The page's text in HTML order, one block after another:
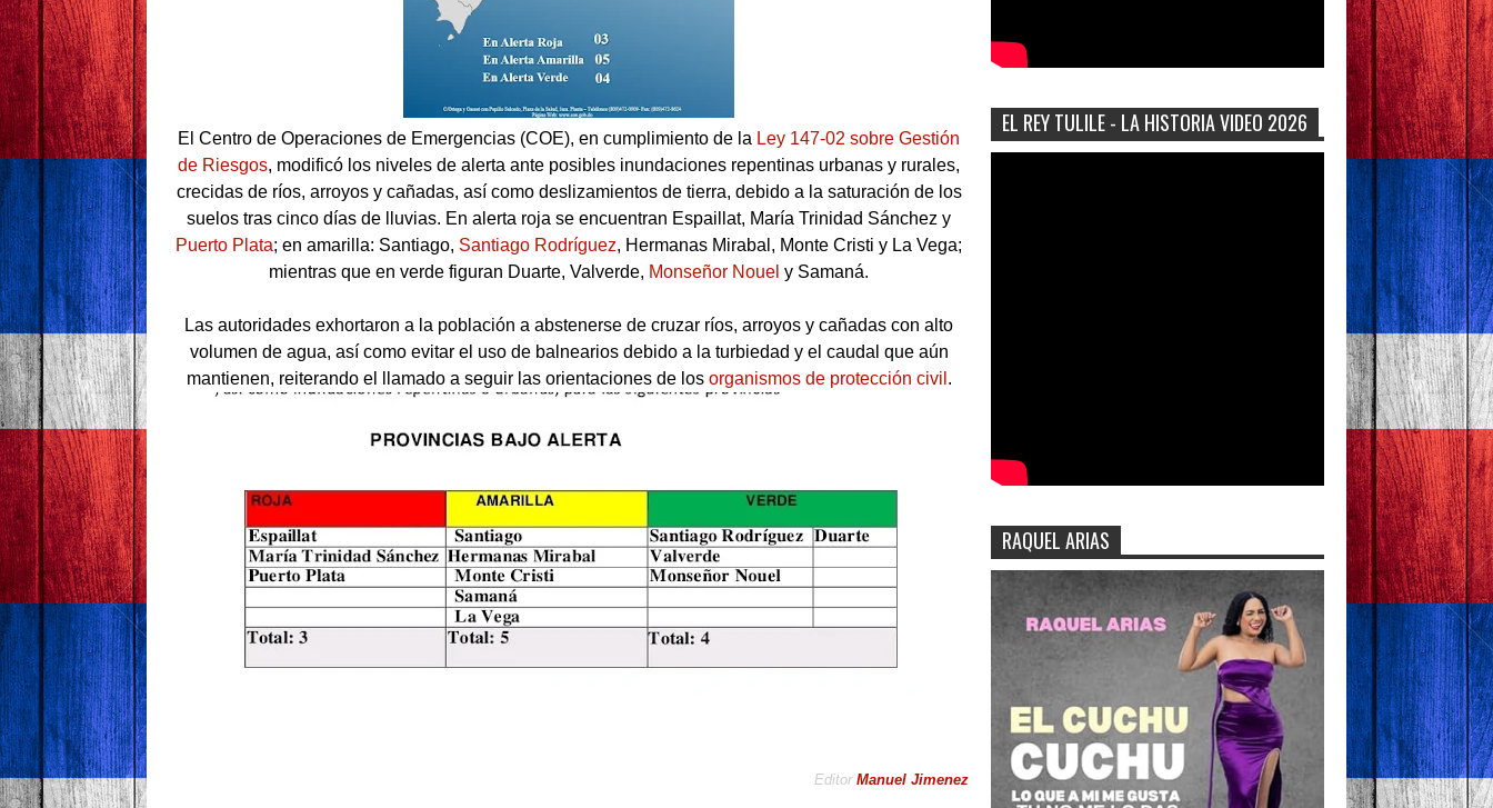
El Centro de Operaciones de Emergencias (COE), en cumplimiento de la Ley 147-02 sobre Gestión
de Riesgos, modificó los niveles de alerta ante posibles inundaciones repentinas urbanas y rurales,
crecidas de ríos, arroyos y cañadas, así como deslizamientos de tierra, debido a la saturación de los
suelos tras cinco días de lluvias. En alerta roja se encuentran Espaillat, María Trinidad Sánchez y
Puerto Plata; en amarilla: Santiago, Santiago Rodríguez, Hermanas Mirabal, Monte Cristi y La Vega;
mientras que en verde figuran Duarte, Valverde, Monseñor Nouel y Samaná.
Las autoridades exhortaron a la población a abstenerse de cruzar ríos, arroyos y cañadas con alto
volumen de agua, así como evitar el uso de balnearios debido a la turbiedad y el caudal que aún
mantienen, reiterando el llamado a seguir las orientaciones de los organismos de protección civil .
Editor Manuel Jimenez
EL REY TULILE - LA HISTORIA VIDEO 2026
RAQUEL ARIAS